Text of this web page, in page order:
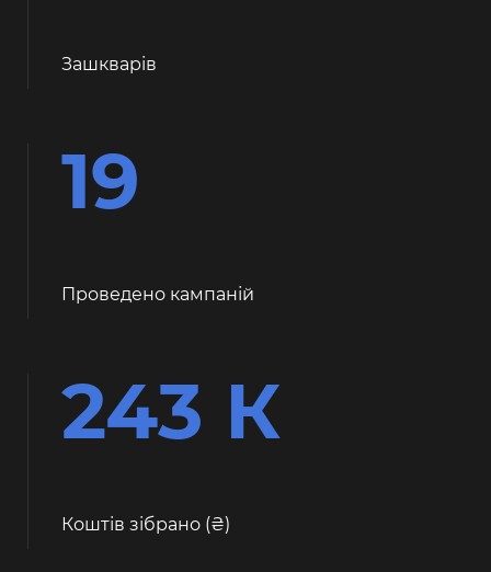
Зашкварiв
19
Проведено кампаній
243 К
Коштів зібрано ( )